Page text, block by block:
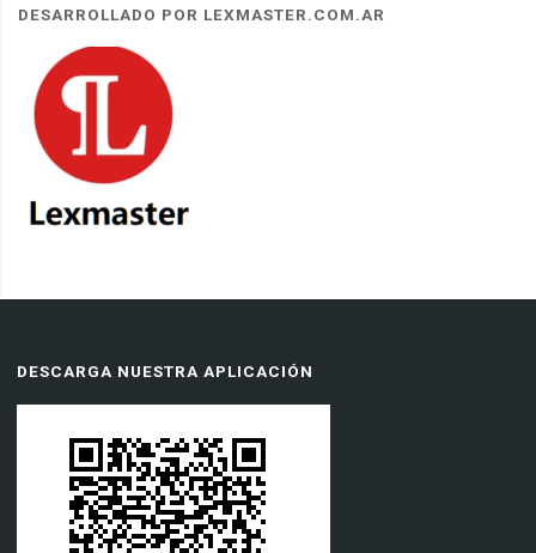
DESARROLLADO POR LEXMASTER.COM.AR
DESCARGA NUESTRA APLICACIÓN